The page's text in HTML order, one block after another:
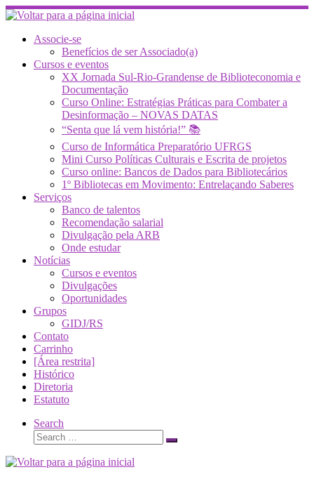
Skip
to
contentAssocie-se
Benefícios de ser Associado(a)
Cursos e eventos
XX Jornada Sul-Rio-Grandense de Biblioteconomia e
Documentação
Curso Online: Estratégias Práticas para Combater a
Desinformação – NOVAS DATAS
“Senta que lá vem história!” 📚
Curso de Informática Preparatório UFRGS
Mini Curso Políticas Culturais e Escrita de projetos
Curso online: Bancos de Dados para Bibliotecários
1º Bibliotecas em Movimento: Entrelaçando Saberes
Serviços
Banco de talentos
Recomendação salarial
Divulgação pela ARB
Onde estudar
Notícias
Cursos e eventos
Divulgações
Oportunidades
Grupos
GIDJ/RS
Contato
Carrinho
[Área restrita]
Histórico
Diretoria
Estatuto
Search
Search
Search